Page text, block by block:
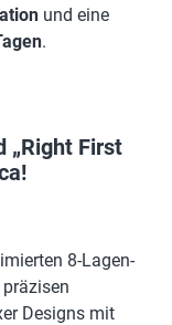
und eine
.
„Right First
8-Lagen-
Designs mit